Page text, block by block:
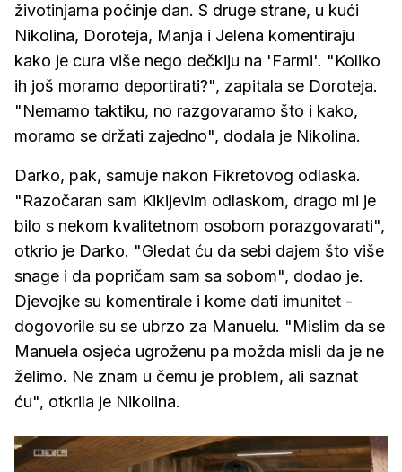
životinjama počinje dan. S druge strane, u kući
Nikolina, Doroteja, Manja i Jelena komentiraju
kako je cura više nego dečkiju na 'Farmi'. "Koliko
ih još moramo deportirati?", zapitala se Doroteja.
"Nemamo taktiku, no razgovaramo što i kako,
moramo se držati zajedno", dodala je Nikolina.
Darko, pak, samuje nakon Fikretovog odlaska.
"Razočaran sam Kikijevim odlaskom, drago mi je
bilo s nekom kvalitetnom osobom porazgovarati",
otkrio je Darko. "Gledat ću da sebi dajem što više
snage i da popričam sam sa sobom", dodao je.
Djevojke su komentirale i kome dati imunitet -
dogovorile su se ubrzo za Manuelu. "Mislim da se
Manuela osjeća ugroženu pa možda misli da je ne
želimo. Ne znam u čemu je problem, ali saznat
ću", otkrila je Nikolina.